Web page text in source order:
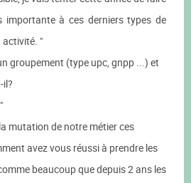
importante à ces derniers types de
activité. "
groupement (type upc, gnpp ...) et
il?
mutation de notre métier ces
avez vous réussi à prendre les
beaucoup que depuis 2 ans les